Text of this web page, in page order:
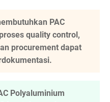
PAC
quality control,
procurement dapat
Polyaluminium